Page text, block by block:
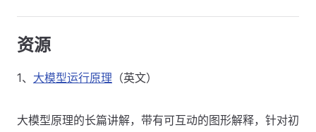
资源
1、 大模型运行原理 （英文）
大模型原理的长篇讲解，带有可互动的图形解释，针对初